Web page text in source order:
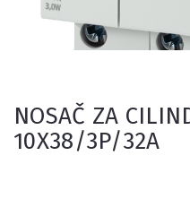
NOSAČ ZA
10X38/3P/32A